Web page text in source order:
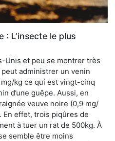
: L’insecte le plus
Unis et peu se montrer très
administrer un venin
kg ce qui est vingt-cinq
d’une guêpe. Aussi, en
veuve noire (0,9 mg/
En effet, trois piqûres de
à tuer un rat de 500kg. À
semble être moins